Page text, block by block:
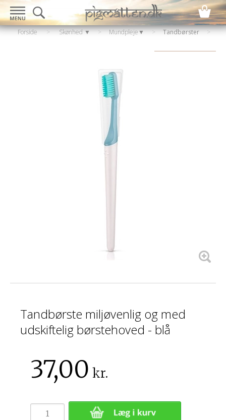
Forside > Skønhed ▼ > Mundpleje▼ > Tandbørster
Tandbørste miljøvenlig og med
udskiftelig børstehoved - blå
37,00 kr.